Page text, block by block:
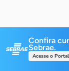
Confira
Sebrae.
Acesse o Portal